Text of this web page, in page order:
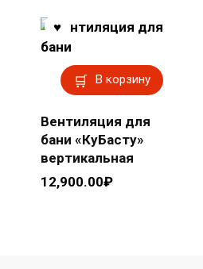
В корзину
Вентиляция для
бани «КуБасту»
вертикальная
12,900.00₽